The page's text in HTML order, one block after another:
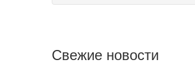
Свежие новости